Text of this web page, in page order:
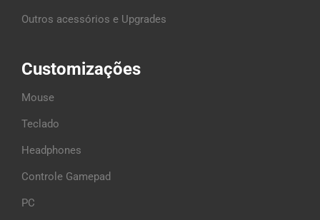
Customizações
Mouse
Teclado
Headphones
Controle Gamepad
PC
Outros acessórios e Upgrades